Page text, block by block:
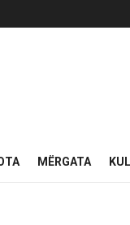
MËRGATA